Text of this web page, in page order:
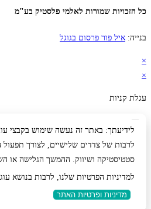
כל הזכויות שמורות לאלמי פלסטיק בע"מ
בנייה: איל פור פרסום בגוגל
×
×
עגלת קניות
לרבות של צדדים שלישיים, לצורך תפעול
סטטיסטיקה ושיווק. ההמשך הגלישה או
למדיניות הפרטיות שלנו, לרבות בנושא
מדיניות ופרטיות האתר